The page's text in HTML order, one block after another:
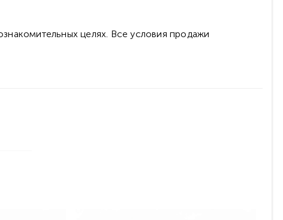
целях. Все условия продажи